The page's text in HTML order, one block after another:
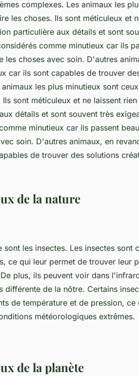
complexes. Les animaux les
les choses. Ils sont méticuleux et
particulière aux détails et sont
comme minutieux car ils
choses avec soin. D'autres
car ils sont capables de trouver
les plus minutieux sont
sont méticuleux et ne laissent rien
détails et sont souvent très
minutieux car ils passent
soin. D'autres animaux, en
de trouver des solutions
de la nature
les insectes. Les insectes sont
ce qui leur permet de trouver leur
plus, ils peuvent voir dans
de la nôtre. Certains
de température et de pression, ce
météorologiques extrêmes.
de la planète